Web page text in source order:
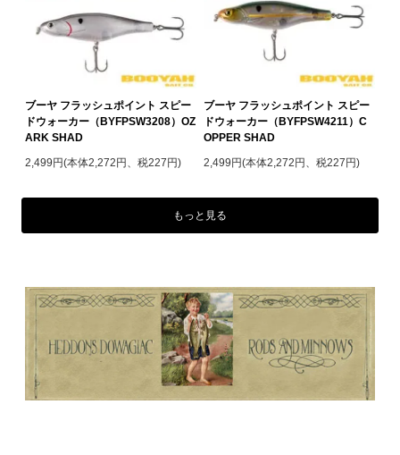
ブーヤ フラッシュポイント スピー
ドウォーカー（BYFPSW3208）OZ
ARK SHAD
2,499円(本体2,272円、税227円)
ブーヤ フラッシュポイント スピー
ドウォーカー（BYFPSW4211）C
OPPER SHAD
2,499円(本体2,272円、税227円)
もっと見る